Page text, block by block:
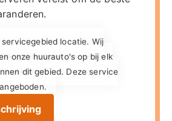
locatie. Wij
onze huurauto's op bij elk
dit gebied. Deze service